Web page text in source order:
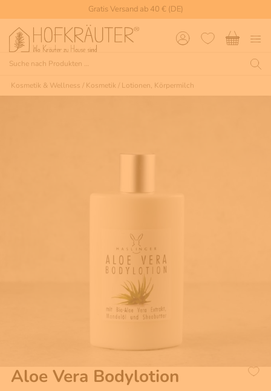
Gratis Versand ab 40 € (DE)
Kosmetik & Wellness / Kosmetik / Lotionen, Körpermilch
Aloe Vera Bodylotion